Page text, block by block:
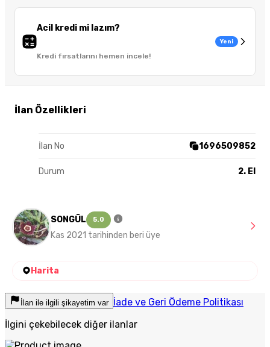
Acil kredi mi lazım?
Kredi fırsatlarını hemen incele!
Yeni
İlan Özellikleri
İlan No 1696509852
Durum 2. El
SONGÜL 5.0
Kas 2021 tarihinden beri üye
Harita
İlan ile ilgili şikayetim var İade ve Geri Ödeme Politikası
İlgini çekebilecek diğer ilanlar